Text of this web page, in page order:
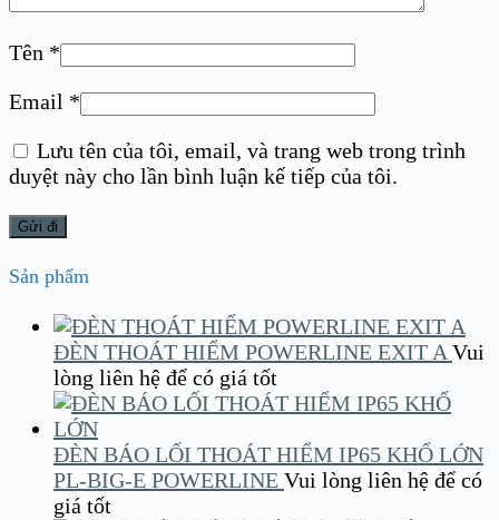
Tên *
Email *
Lưu tên của tôi, email, và trang web trong trình
duyệt này cho lần bình luận kế tiếp của tôi.
Sản phẩm
ĐÈN THOÁT HIỂM POWERLINE EXIT A Vui
lòng liên hệ để có giá tốt
ĐÈN BÁO LỐI THOÁT HIỂM IP65 KHỔ LỚN
PL-BIG-E POWERLINE Vui lòng liên hệ để có
giá tốt